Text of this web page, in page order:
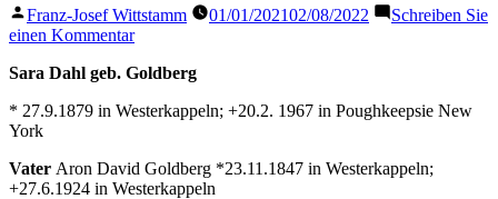
Veröffentlicht
von
Franz-Josef Wittstamm 01/01/202102/08/2022
Schreiben Sie
einen Kommentarzu
Sara
Sara Dahl geb. Goldberg
* 27.9.1879 in Westerkappeln; +20.2. 1967 in Poughkeepsie New
York
Vater Aron David Goldberg *23.11.1847 in Westerkappeln;
+27.6.1924 in Westerkappeln